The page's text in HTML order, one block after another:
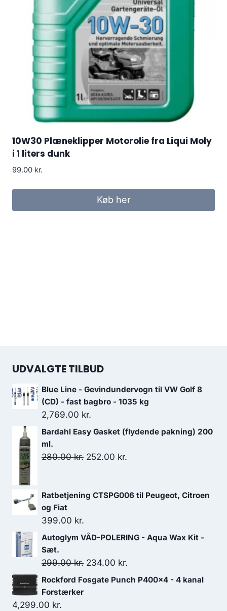
10W30 Plæneklipper Motorolie fra Liqui Moly
i 1 liters dunk
99.00 kr.
Køb her
UDVALGTE TILBUD
Blue Line - Gevindundervogn til VW Golf 8
(CD) - fast bagbro - 1035 kg
2,769.00 kr.
Bardahl Easy Gasket (flydende pakning) 200
ml.
280.00kr. Den
var:
252.00 kr.
er:
Ratbetjening CTSPG006 til Peugeot, Citroen
og Fiat
399.00 kr.
Autoglym VÅD-POLERING - Aqua Wax Kit -
Sæt.
299.00kr. Den
oprindelige
234.00 kr.
aktuelle
Rockford Fosgate Punch P400x4 - 4 kanal
Forstærker
4,299.00 kr.